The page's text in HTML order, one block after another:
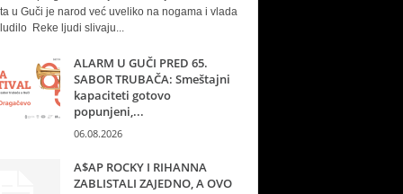
u Guči je narod već uveliko na nogama i vlada
Reke ljudi slivaju...
ALARM U GUČI PRED 65.
SABOR TRUBAČA: Smeštajni
kapaciteti gotovo
popunjeni,...
06.08.2026
A$AP ROCKY I RIHANNA
ZABLISTALI ZAJEDNO, A OVO